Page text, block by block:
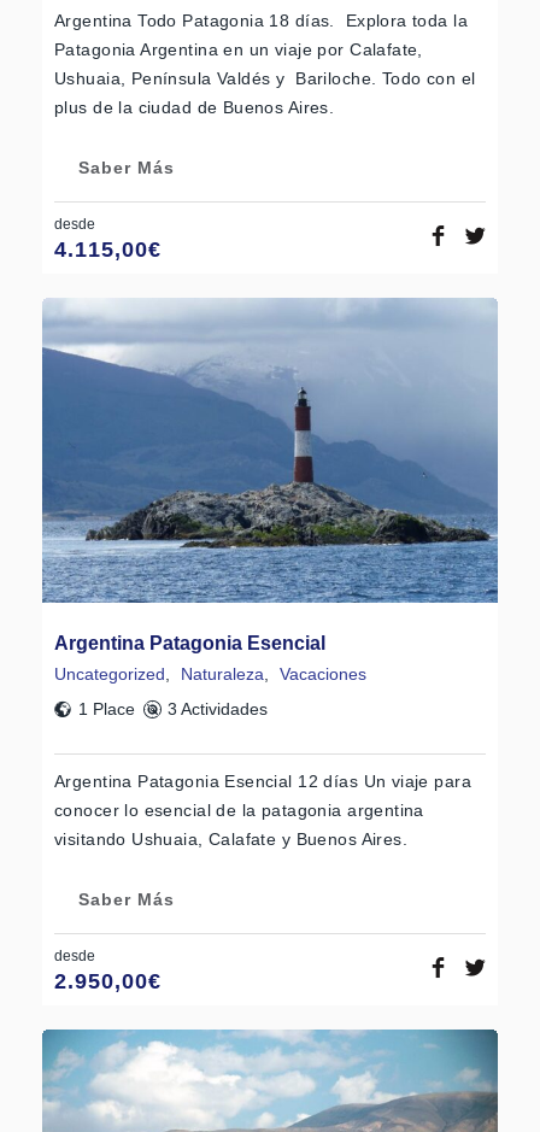
Argentina Todo Patagonia 18 días. Explora toda la
Patagonia Argentina en un viaje por Calafate,
Ushuaia, Península Valdés y Bariloche. Todo con el
plus de la ciudad de Buenos Aires.
Saber Más
desde
4.115,00€
Argentina Patagonia Esencial
Uncategorized Naturaleza
Vacaciones
1 Place
3 Actividades
Argentina Patagonia Esencial 12 días Un viaje para
conocer lo esencial de la patagonia argentina
visitando Ushuaia, Calafate y Buenos Aires.
Saber Más
desde
2.950,00€